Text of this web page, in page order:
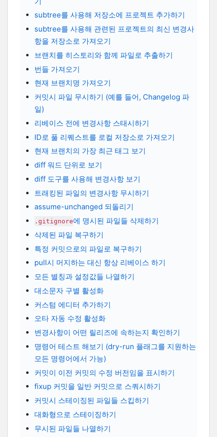
subtree를 사용해 저장소에 프로젝트 추가하기
subtree를 사용해 관련된 프로젝트의 최신 변경사
항을 저장소로 가져오기
브랜치를 히스토리와 함께 파일로 추출하기
번들 가져오기
현재 브랜치명 가져오기
커밋시 파일 무시하기 (예를 들어, Changelog 파
일)
리베이스 전에 변경사항 스태시하기
ID로 풀 리퀘스트를 로컬 저장소로 가져오기
현재 브랜치의 가장 최근 태그 보기
diff 워드 단위로 보기
diff 도구를 사용해 변경사항 보기
트래킹된 파일의 변경사항 무시하기
assume-unchanged 되돌리기
.gitignore에 명시된 파일들 삭제하기
삭제된 파일 복구하기
특정 커밋으로의 파일로 복구하기
pull시 머지하는 대신 항상 리베이스 하기
모든 별칭과 설정값들 나열하기
대소문자 구별 활성화
커스텀 에디터 추가하기
오타 자동 수정 활성화
변경사항이 어떤 릴리즈에 속하는지 확인하기
명령어 테스트 해보기 (dry-run 플래그를 지원하는
모든 명령어에서 가능)
커밋이 이전 커밋의 수정 버전임을 표시하기
fixup 커밋을 일반 커밋으로 스쿼시하기
커밋시 스테이징된 파일들 스킵하기
대화형으로 스테이징하기
무시된 파일들 나열하기